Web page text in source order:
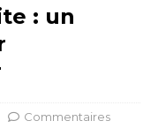
: un
Commentaires